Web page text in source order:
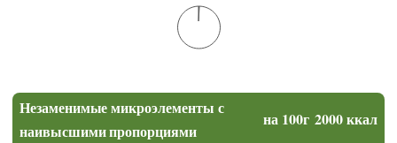
Незаменимые микроэлементы с
наивысшими пропорциями
на 100г 2000 ккал